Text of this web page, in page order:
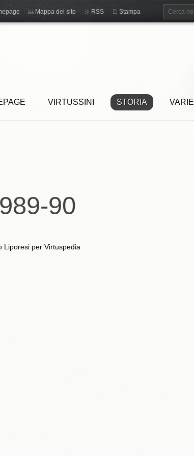
VIRTUSSINI STORIA VARIE
Mappa del sito RSS Stampa
90
Liporesi per Virtuspedia